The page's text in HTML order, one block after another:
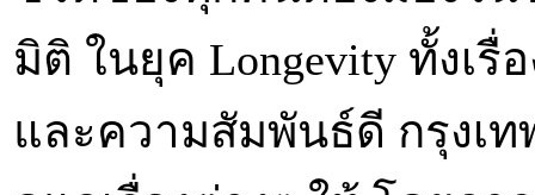
มิติ ในยุค Longevity ทั้งเ
และความสัมพันธ์ดี กรุงเ